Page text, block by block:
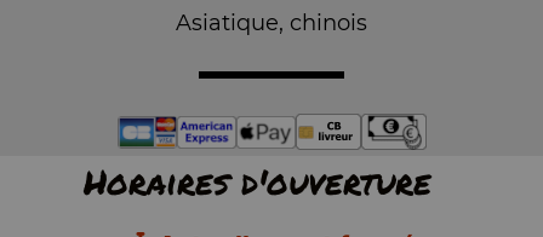
Asiatique, chinois
Horaires d'ouverture